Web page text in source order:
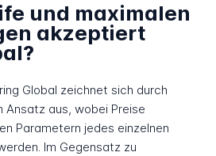
und maximalen
akzeptiert
Global zeichnet sich durch
Ansatz aus, wobei Preise
Parametern jedes einzelnen
Im Gegensatz zu